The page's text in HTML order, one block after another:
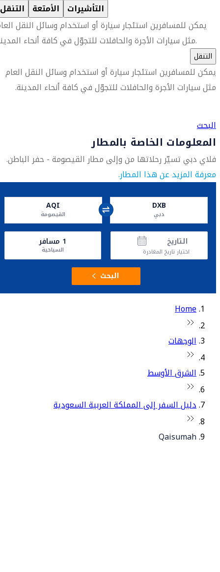
التنقل الأمتعة التأشيرات
يمكن للمسافرين استئجار سيارة أو استخدام وسائل النقل
مثل سيارات الأجرة والحافلات للتجوّل في كافة أنحاء المدينة.
التنقل
يمكن للمسافرين استئجار سيارة أو استخدام وسائل النقل العام
مثل سيارات الأجرة والحافلات للتجوّل في كافة أنحاء المدينة.
البحث
المعلومات الخاصة بالمطار
فلاي دبي تسيّر رحلاتها من وإلى مطار القيصومة - حفر الباطن.
معرفة المزيد عن هذا المطار.
DXB
دبي
AQI
القيصومة
التاريخ
اختيار تاريخ المغادرة
1 مسافر
السياحية
البحث
Home
الوجهات
الشرق الأوسط
دليل السفر إلى المملكة العربية السعودية
Qaisumah